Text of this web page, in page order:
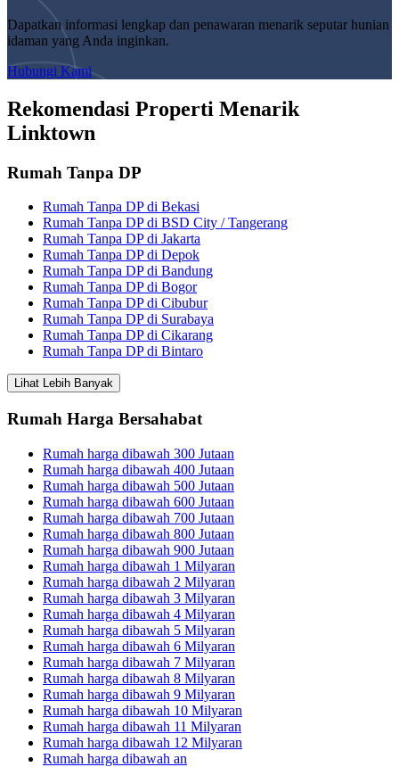
Dapatkan informasi lengkap dan penawaran menarik seputar hunian
idaman yang Anda inginkan.
Hubungi Kami
Rekomendasi Properti Menarik
Linktown
Rumah Tanpa DP
Rumah Tanpa DP di Bekasi
Rumah Tanpa DP di BSD City / Tangerang
Rumah Tanpa DP di Jakarta
Rumah Tanpa DP di Depok
Rumah Tanpa DP di Bandung
Rumah Tanpa DP di Bogor
Rumah Tanpa DP di Cibubur
Rumah Tanpa DP di Surabaya
Rumah Tanpa DP di Cikarang
Rumah Tanpa DP di Bintaro
Lihat Lebih Banyak
Rumah Harga Bersahabat
Rumah harga dibawah 300 Jutaan
Rumah harga dibawah 400 Jutaan
Rumah harga dibawah 500 Jutaan
Rumah harga dibawah 600 Jutaan
Rumah harga dibawah 700 Jutaan
Rumah harga dibawah 800 Jutaan
Rumah harga dibawah 900 Jutaan
Rumah harga dibawah 1 Milyaran
Rumah harga dibawah 2 Milyaran
Rumah harga dibawah 3 Milyaran
Rumah harga dibawah 4 Milyaran
Rumah harga dibawah 5 Milyaran
Rumah harga dibawah 6 Milyaran
Rumah harga dibawah 7 Milyaran
Rumah harga dibawah 8 Milyaran
Rumah harga dibawah 9 Milyaran
Rumah harga dibawah 10 Milyaran
Rumah harga dibawah 11 Milyaran
Rumah harga dibawah 12 Milyaran
Rumah harga dibawah an